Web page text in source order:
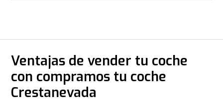
Ventajas de vender tu coche
con compramos tu coche
Crestanevada